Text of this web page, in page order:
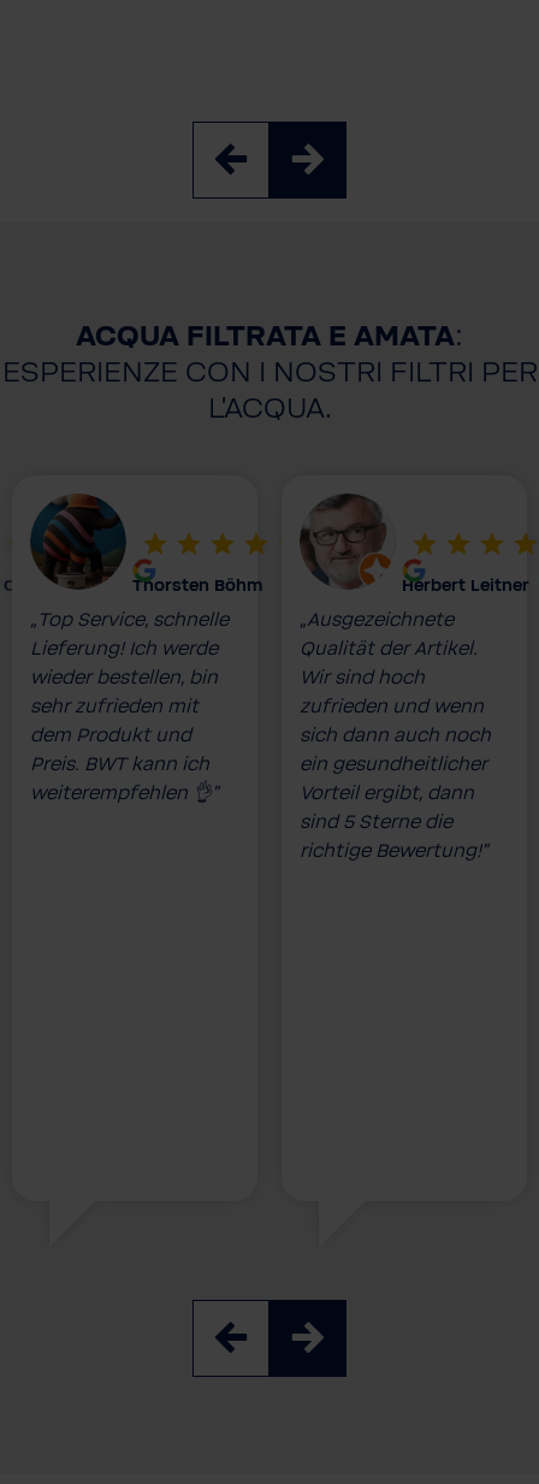
ACQUA FILTRATA E AMATA:
ESPERIENZE CON I NOSTRI FILTRI PER
L'ACQUA.
Costa Thorsten Böhm
„Top Service, schnelle
Lieferung! Ich werde
wieder bestellen, bin
sehr zufrieden mit
dem Produkt und
Preis. BWT kann ich
weiterempfehlen 👌”
Herbert Leitner
„Ausgezeichnete
Qualität der Artikel.
Wir sind hoch
zufrieden und wenn
sich dann auch noch
ein gesundheitlicher
Vorteil ergibt, dann
sind 5 Sterne die
richtige Bewertung!”